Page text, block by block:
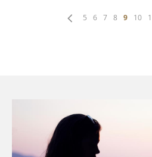
5 6 7 8 9 10